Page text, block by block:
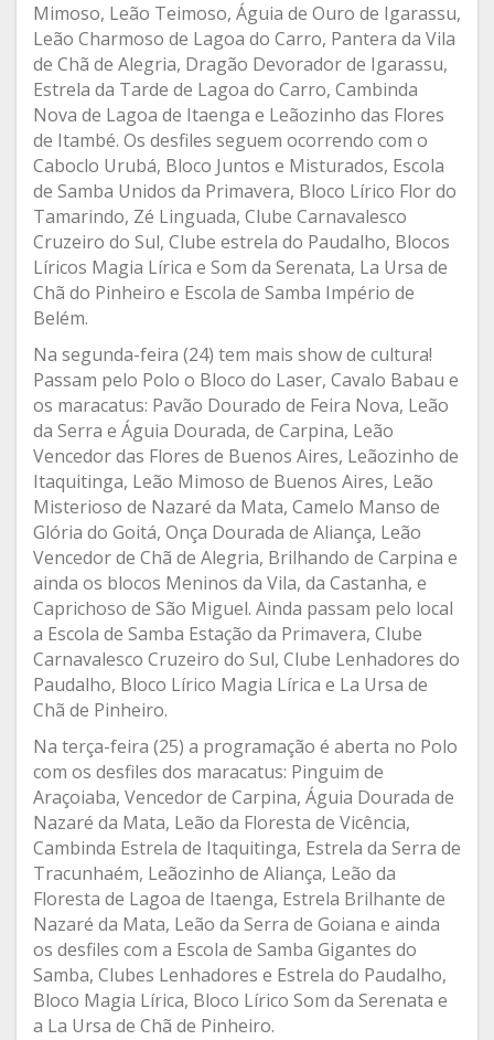
Mimoso, Leão Teimoso, Águia de Ouro de Igarassu,
Leão Charmoso de Lagoa do Carro, Pantera da Vila
de Chã de Alegria, Dragão Devorador de Igarassu,
Estrela da Tarde de Lagoa do Carro, Cambinda
Nova de Lagoa de Itaenga e Leãozinho das Flores
de Itambé. Os desfiles seguem ocorrendo com o
Caboclo Urubá, Bloco Juntos e Misturados, Escola
de Samba Unidos da Primavera, Bloco Lírico Flor do
Tamarindo, Zé Linguada, Clube Carnavalesco
Cruzeiro do Sul, Clube estrela do Paudalho, Blocos
Líricos Magia Lírica e Som da Serenata, La Ursa de
Chã do Pinheiro e Escola de Samba Império de
Belém.
Na segunda-feira (24) tem mais show de cultura!
Passam pelo Polo o Bloco do Laser, Cavalo Babau e
os maracatus: Pavão Dourado de Feira Nova, Leão
da Serra e Águia Dourada, de Carpina, Leão
Vencedor das Flores de Buenos Aires, Leãozinho de
Itaquitinga, Leão Mimoso de Buenos Aires, Leão
Misterioso de Nazaré da Mata, Camelo Manso de
Glória do Goitá, Onça Dourada de Aliança, Leão
Vencedor de Chã de Alegria, Brilhando de Carpina e
ainda os blocos Meninos da Vila, da Castanha, e
Caprichoso de São Miguel. Ainda passam pelo local
a Escola de Samba Estação da Primavera, Clube
Carnavalesco Cruzeiro do Sul, Clube Lenhadores do
Paudalho, Bloco Lírico Magia Lírica e La Ursa de
Chã de Pinheiro.
Na terça-feira (25) a programação é aberta no Polo
com os desfiles dos maracatus: Pinguim de
Araçoiaba, Vencedor de Carpina, Águia Dourada de
Nazaré da Mata, Leão da Floresta de Vicência,
Cambinda Estrela de Itaquitinga, Estrela da Serra de
Tracunhaém, Leãozinho de Aliança, Leão da
Floresta de Lagoa de Itaenga, Estrela Brilhante de
Nazaré da Mata, Leão da Serra de Goiana e ainda
os desfiles com a Escola de Samba Gigantes do
Samba, Clubes Lenhadores e Estrela do Paudalho,
Bloco Magia Lírica, Bloco Lírico Som da Serenata e
a La Ursa de Chã de Pinheiro.